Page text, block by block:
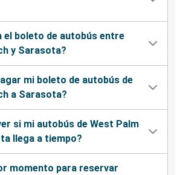
el boleto de autobús entre
y Sarasota?
mi boleto de autobús de
a Sarasota?
si mi autobús de West Palm
llega a tiempo?
momento para reservar